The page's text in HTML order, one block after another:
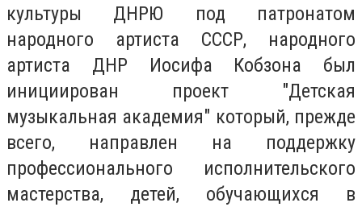
культуры ДНРЮ под патронатом
народного артиста СССР, народного
артиста ДНР Иосифа Кобзона был
инициирован проект "Детская
музыкальная академия" который, прежде
всего, направлен на поддержку
профессионального исполнительского
мастерства, детей, обучающихся в